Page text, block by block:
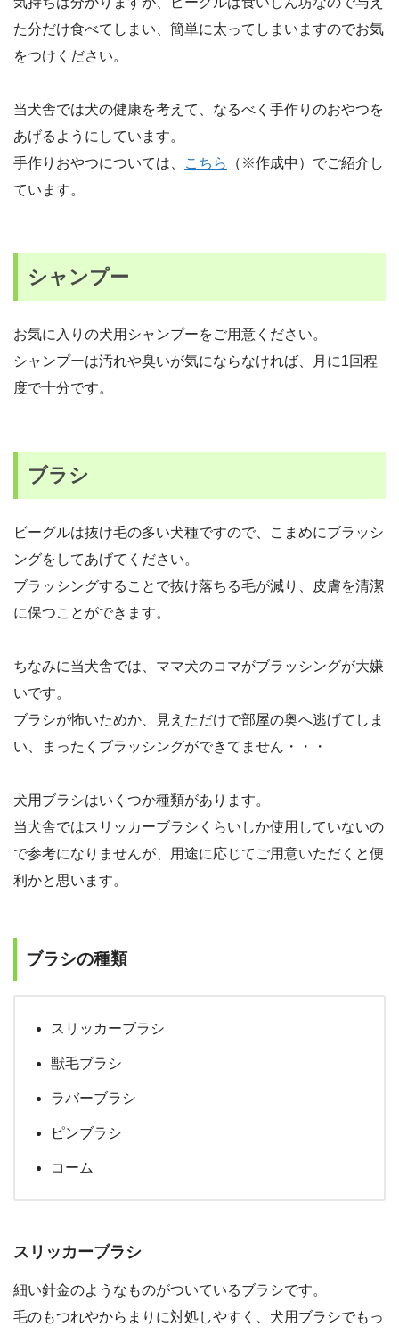
た分だけ食べてしまい、簡単に太ってしまいますのでお気
をつけください。
当犬舎では犬の健康を考えて、なるべく手作りのおやつを
あげるようにしています。
手作りおやつについては、
こちら
（※作成中）でご紹介し
ています。
シャンプー
お気に入りの犬用シャンプーをご用意ください。
シャンプーは汚れや臭いが気にならなければ、月に1回程
度で十分です。
ブラシ
ビーグルは抜け毛の多い犬種ですので、こまめにブラッシ
ングをしてあげてください。
ブラッシングすることで抜け落ちる毛が減り、皮膚を清潔
に保つことができます。
ちなみに当犬舎では、ママ犬のコマがブラッシングが大嫌
いです。
ブラシが怖いためか、見えただけで部屋の奥へ逃げてしま
い、まったくブラッシングができてません・・・
犬用ブラシはいくつか種類があります。
当犬舎ではスリッカーブラシくらいしか使用していないの
で参考になりませんが、用途に応じてご用意いただくと便
利かと思います。
ブラシの種類
スリッカーブラシ
獣毛ブラシ
ラバーブラシ
ピンブラシ
コーム
スリッカーブラシ
細い針金のようなものがついているブラシです。
毛のもつれやからまりに対処しやすく、犬用ブラシでもっ